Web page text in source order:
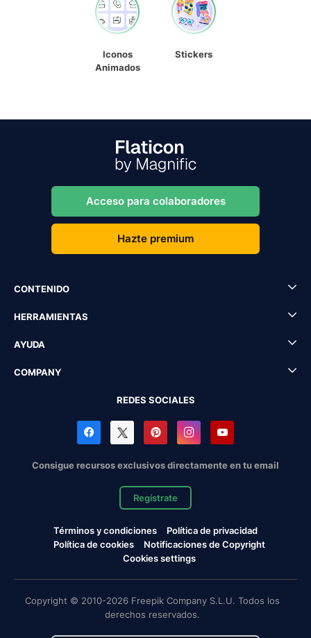
Iconos
Animados
Stickers
Acceso para colaboradores
Hazte premium
CONTENIDO
HERRAMIENTAS
AYUDA
COMPANY
REDES SOCIALES
Consigue recursos exclusivos directamente en tu email
Regístrate
Términos y condiciones
Política de privacidad
Política de cookies
Notificaciones de Copyright
Cookies settings
Copyright © 2010-2026 Freepik Company S.L.U. Todos los
derechos reservados.